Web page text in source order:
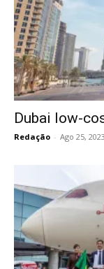
Dubai low-
Redação - Ago 25, 2023